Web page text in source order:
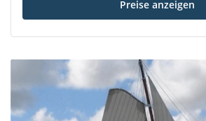
Preise anzeigen